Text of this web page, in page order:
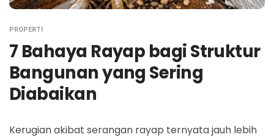
PROPERTI
7 Bahaya Rayap bagi Struktur
Bangunan yang Sering
Diabaikan
Kerugian akibat serangan rayap ternyata jauh lebih